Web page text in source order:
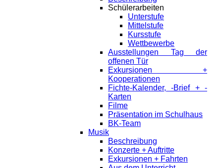
Schülerarbeiten
Unterstufe
Mittelstufe
Kursstufe
Wettbewerbe
Ausstellungen Tag der
offenen Tür
Exkursionen +
Kooperationen
Fichte-Kalender, -Brief + -
Karten
Filme
Präsentation im Schulhaus
BK-Team
Musik
Beschreibung
Konzerte + Auftritte
Exkursionen + Fahrten